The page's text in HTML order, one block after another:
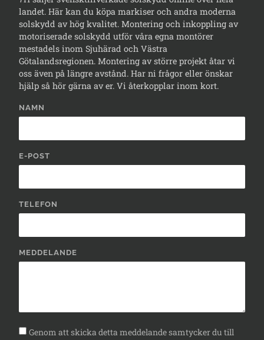
landet. Här kan du köpa markiser och andra moderna
solskydd av hög kvalitet. Montering och inkoppling av
motoriserade solskydd utför våra egna montörer
mestadels inom Sjuhärad och Västra
Götalandsregionen. Montering av större projekt åtar vi
oss även på längre avstånd. Har ni frågor eller önskar
hjälp så hör gärna av er. Vi återkopplar inom kort.
NAMN
E-POST
TELEFON
MEDDELANDE
Genom att skicka detta meddelande samtycker du till